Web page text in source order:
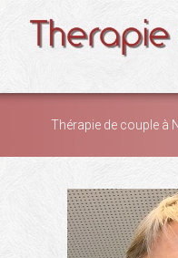
Thérapie de couple à